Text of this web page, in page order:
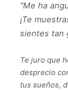
“Me ha
¡Te
sientes tan
Te juro que
desprecio
tus sueños,